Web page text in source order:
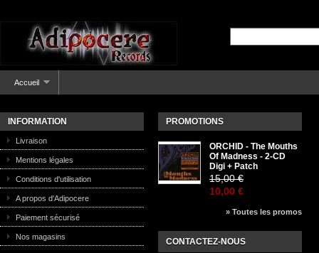
Accueil
INFORMATION
Livraison
Mentions légales
Conditions d'utilisation
A propos d'Adipocere
Paiement sécurisé
Nos magasins
PROMOTIONS
ORCHID - The Mouths
Of Madness - 2-CD
Digi + Patch
15,00 €
10,00 €
» Toutes les promos
CONTACTEZ-NOUS